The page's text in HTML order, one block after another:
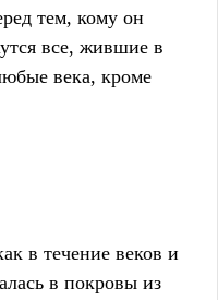
тем, кому он
все, жившие в
века, кроме
в течение веков и
в покровы из